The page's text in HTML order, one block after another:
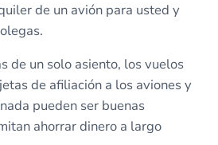
de un avión para usted y
de un solo asiento, los vuelos
de afiliación a los aviones y
pueden ser buenas
ahorrar dinero a largo